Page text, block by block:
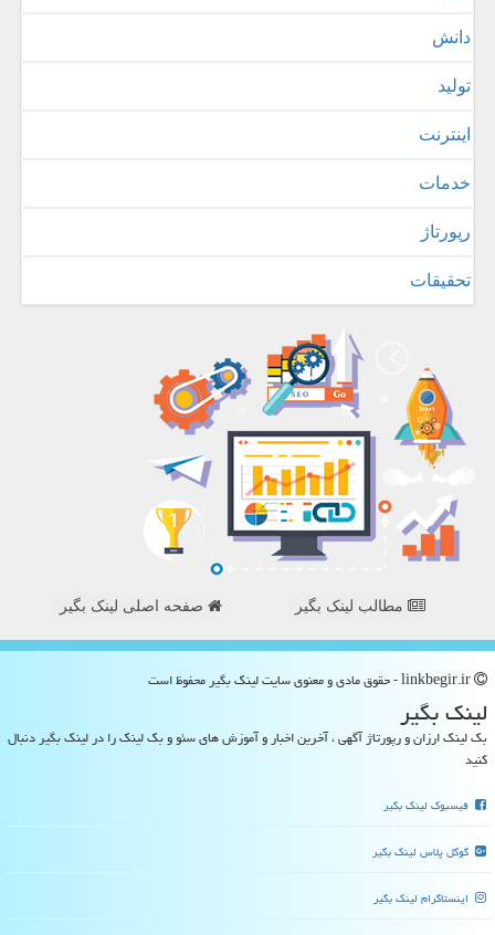
دانش
تولید
اینترنت
خدمات
رپورتاژ
تحقیقات
مطالب لینک بگیر صفحه اصلی لینک بگیر
لینك بگیر
بک لینک ارزان و رپورتاژ آگهی ، آخرین اخبار و آموزش های سئو و بک لینک را در لینک بگیر دنبال
کنید
فیسبوک لینک بگیر
گوگل پلاس لینک بگیر
اینستاگرام لینک بگیر